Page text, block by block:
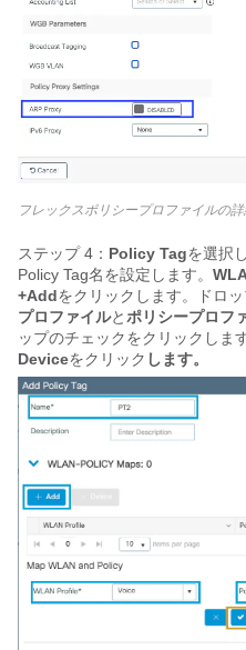
フレックスポリシープロファイルの
ステップ 4： Policy Tagを選択し
Policy Tag名を設定します。
+Addをクリックします。ドロ
プロファイルと ポリシープロフ
ップのチェックをクリックしま
Deviceをクリック します。